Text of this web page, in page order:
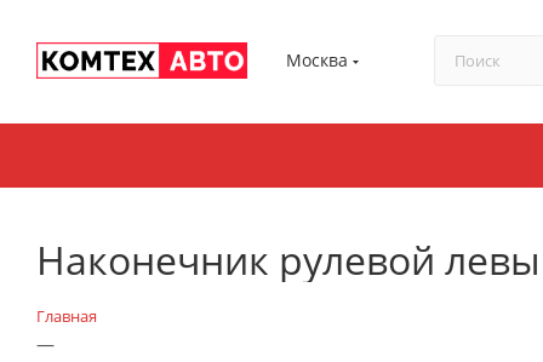
Москва
Наконечник рулевой
Главная
—